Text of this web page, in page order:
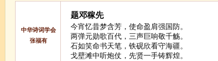
中华诗词学会
张福有
题邓稼先
今宵忆昔梦含芳，使命盈肩强国防。
两弹元勋歌百代，三声巨响敬千觞。
石如笑命书天笔，铁砚欣看守海疆。
戈壁滩中听炮仗，先贤一手铸辉煌。